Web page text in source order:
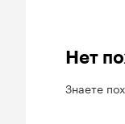
Нет
Знаете